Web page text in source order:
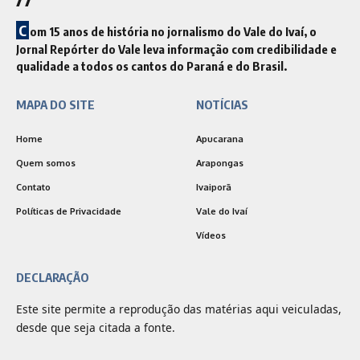
C om 15 anos de história no jornalismo do Vale do Ivaí, o
Jornal Repórter do Vale leva informação com credibilidade e
qualidade a todos os cantos do Paraná e do Brasil.
MAPA DO SITE
Home
Quem somos
Contato
Políticas de Privacidade
NOTÍCIAS
Apucarana
Arapongas
Ivaiporã
Vale do Ivaí
Vídeos
DECLARAÇÃO
Este site permite a reprodução das matérias aqui veiculadas,
desde que seja citada a fonte.